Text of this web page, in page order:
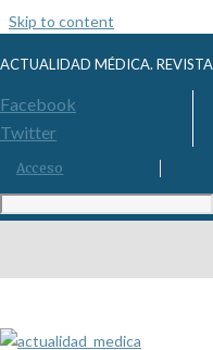
Skip to content
ACTUALIDAD MÉDICA.
Facebook
Twitter
Acceso